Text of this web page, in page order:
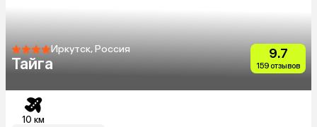
Иркутск, Россия
Тайга
9.7
159 отзывов
10 км